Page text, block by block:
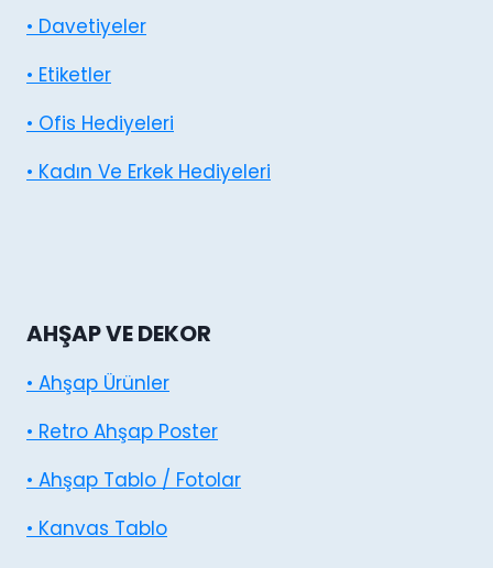
• Davetiyeler
• Etiketler
• Ofis Hediyeleri
• Kadın Ve Erkek Hediyeleri
AHŞAP VE DEKOR
• Ahşap Ürünler
• Retro Ahşap Poster
• Ahşap Tablo / Fotolar
• Kanvas Tablo